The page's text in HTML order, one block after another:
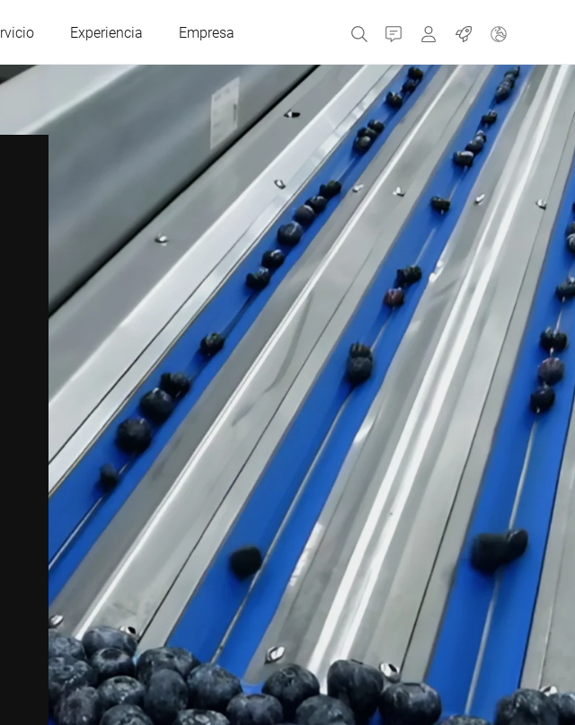
Experiencia Empresa ContactoMyBizerbaTrabajos
República Checa
Grecia
Italia Países Bajos
Portugal Rusia
Eslovaquia España
Turquía Ucrania